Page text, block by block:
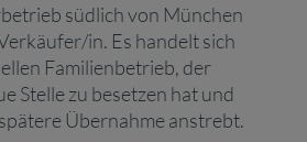
südlich von München
in. Es handelt sich
Familienbetrieb, der
Stelle zu besetzen hat und
Übernahme anstrebt.